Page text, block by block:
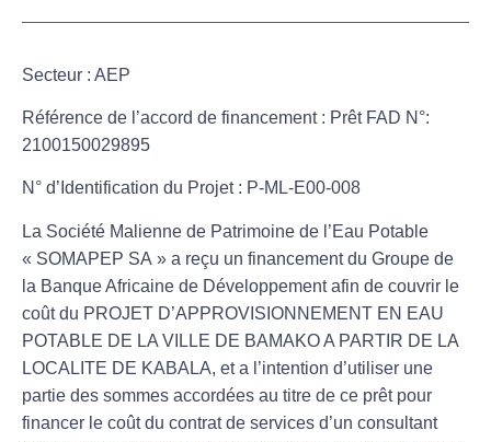
Secteur : AEP
Référence de l’accord de financement: Prêt FAD N°:
2100150029895
N° d’Identification du Projet: P-ML-E00-008
La Société Malienne de Patrimoine de l’Eau Potable
« SOMAPEP SA » a reçu un financement du Groupe de
la Banque Africaine de Développement afin de couvrir le
coût du PROJET D’APPROVISIONNEMENT EN EAU
POTABLE DE LA VILLE DE BAMAKO A PARTIR DE LA
LOCALITE DE KABALA, et a l’intention d’utiliser une
partie des sommes accordées au titre de ce prêt pour
financer le coût du contrat de services d’un consultant